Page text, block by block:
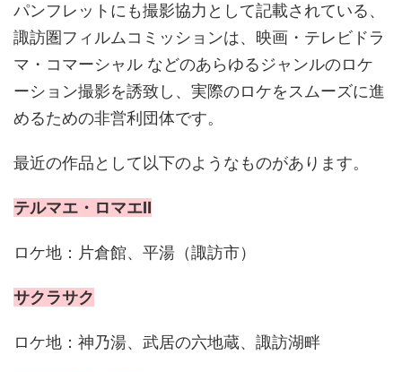
パンフレットにも撮影協力として記載されている、
諏訪圏フィルムコミッションは、映画・テレビドラ
マ・コマーシャル などのあらゆるジャンルのロケ
ーション撮影を誘致し、実際のロケをスムーズに進
めるための非営利団体です。
最近の作品として以下のようなものがあります。
テルマエ・ロマエⅡ
ロケ地：片倉館、平湯（諏訪市）
サクラサク
ロケ地：神乃湯、武居の六地蔵、諏訪湖畔